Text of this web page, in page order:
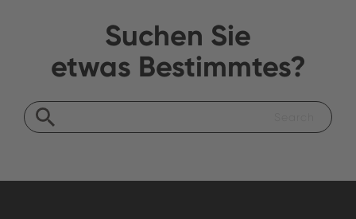
Suchen Sie
etwas Bestimmtes?